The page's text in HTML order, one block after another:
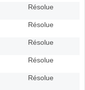
Résolue
Résolue
Résolue
Résolue
Résolue